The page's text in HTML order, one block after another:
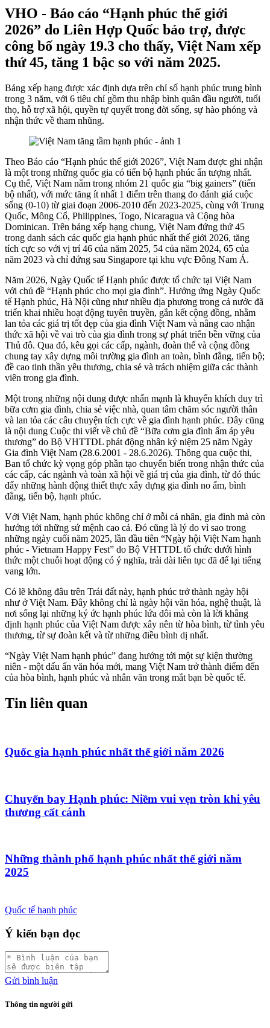
VHO - Báo cáo “Hạnh phúc thế giới
2026” do Liên Hợp Quốc bảo trợ, được
công bố ngày 19.3 cho thấy, Việt Nam xếp
thứ 45, tăng 1 bậc so với năm 2025.
Bảng xếp hạng được xác định dựa trên chỉ số hạnh phúc trung bình
trong 3 năm, với 6 tiêu chí gồm thu nhập bình quân đầu người, tuổi
thọ, hỗ trợ xã hội, quyền tự quyết trong đời sống, sự hào phóng và
nhận thức về tham nhũng.
Theo Báo cáo “Hạnh phúc thế giới 2026”, Việt Nam được ghi nhận
là một trong những quốc gia có tiến bộ hạnh phúc ấn tượng nhất.
Cụ thể, Việt Nam nằm trong nhóm 21 quốc gia “big gainers” (tiến
bộ nhất), với mức tăng ít nhất 1 điểm trên thang đo đánh giá cuộc
sống (0-10) từ giai đoạn 2006-2010 đến 2023-2025, cùng với Trung
Quốc, Mông Cổ, Philippines, Togo, Nicaragua và Cộng hòa
Dominican. Trên bảng xếp hạng chung, Việt Nam đứng thứ 45
trong danh sách các quốc gia hạnh phúc nhất thế giới 2026, tăng
tích cực so với vị trí 46 của năm 2025, 54 của năm 2024, 65 của
năm 2023 và chỉ đứng sau Singapore tại khu vực Đông Nam Á.
Năm 2026, Ngày Quốc tế Hạnh phúc được tổ chức tại Việt Nam
với chủ đề “Hạnh phúc cho mọi gia đình”. Hưởng ứng Ngày Quốc
tế Hạnh phúc, Hà Nội cũng như nhiều địa phương trong cả nước đã
triển khai nhiều hoạt động tuyên truyền, gắn kết cộng đồng, nhằm
lan tỏa các giá trị tốt đẹp của gia đình Việt Nam và nâng cao nhận
thức xã hội về vai trò của gia đình trong sự phát triển bền vững của
Thủ đô. Qua đó, kêu gọi các cấp, ngành, đoàn thể và cộng đồng
chung tay xây dựng môi trường gia đình an toàn, bình đẳng, tiến bộ;
đề cao tinh thần yêu thương, chia sẻ và trách nhiệm giữa các thành
viên trong gia đình.
Một trong những nội dung được nhấn mạnh là khuyến khích duy trì
bữa cơm gia đình, chia sẻ việc nhà, quan tâm chăm sóc người thân
và lan tỏa các câu chuyện tích cực về gia đình hạnh phúc. Đây cũng
là nội dung Cuộc thi viết về chủ đề “Bữa cơm gia đình ấm áp yêu
thương” do Bộ VHTTDL phát động nhân kỷ niệm 25 năm Ngày
Gia đình Việt Nam (28.6.2001 - 28.6.2026). Thông qua cuộc thi,
Ban tổ chức kỳ vọng góp phần tạo chuyển biến trong nhận thức của
các cấp, các ngành và toàn xã hội về giá trị của gia đình, từ đó thúc
đẩy những hành động thiết thực xây dựng gia đình no ấm, bình
đẳng, tiến bộ, hạnh phúc.
Với Việt Nam, hạnh phúc không chỉ ở mỗi cá nhân, gia đình mà còn
hướng tới những sứ mệnh cao cả. Đó cũng là lý do vì sao trong
những ngày cuối năm 2025, lần đầu tiên “Ngày hội Việt Nam hạnh
phúc - Vietnam Happy Fest” do Bộ VHTTDL tổ chức dưới hình
thức một chuỗi hoạt động có ý nghĩa, trải dài liên tục đã để lại tiếng
vang lớn.
Có lẽ không đâu trên Trái đất này, hạnh phúc trở thành ngày hội
như ở Việt Nam. Đây không chỉ là ngày hội văn hóa, nghệ thuật, là
nơi sống lại những ký ức hạnh phúc lứa đôi mà còn là lời khẳng
định hạnh phúc của Việt Nam được xây nên từ hòa bình, từ tình yêu
thương, từ sự đoàn kết và từ những điều bình dị nhất.
“Ngày Việt Nam hạnh phúc” đang hướng tới một sự kiện thường
niên - một dấu ấn văn hóa mới, mang Việt Nam trở thành điểm đến
của hòa bình, hạnh phúc và nhân văn trong mắt bạn bè quốc tế.
Tin liên quan
Quốc gia hạnh phúc nhất thế giới năm 2026
Chuyến bay Hạnh phúc: Niềm vui vẹn tròn khi yêu
thương cất cánh
Những thành phố hạnh phúc nhất thế giới năm
2025
Quốc tế hạnh phúc
Ý kiến bạn đọc
Gửi bình luận
Thông tin người gửi